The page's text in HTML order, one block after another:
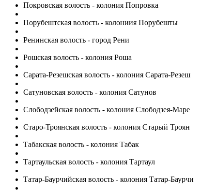
Покровская волость - колония Попровка
Порубештская волость - колониия Порубешты
Ренинская волость - город Рени
Рошская волость - колония Роша
Сарата-Резешская волость - колония Сарата-Резеш
Сатуновская волость - колония Сатунов
Слободзейская волость - колония Слободзея-Маре
Старо-Троянская волость - колония Старый Троян
Табакская волость - колония Табак
Тартаульская волость - колония Тартаул
Татар-Баурчийская волость - колония Татар-Баурчи